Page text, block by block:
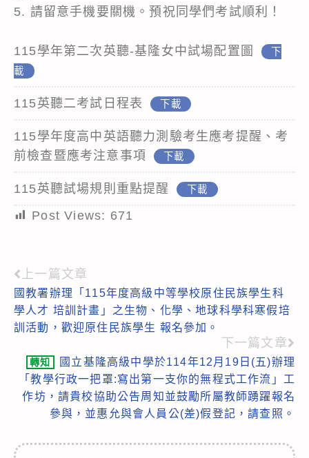
5. 請留意手機要關機。預祝同學們考試順利！
115學年第二次英聽-基隆女中試場配置圖
下
載
115英聽二考試日程表 下載
115學年度高中英語聽力測驗考生應考提醒、考
前檢查暨應考注意事項
下載
115英聽試場規則重點提醒 下載
Post Views: 671
Read
more
articles
上一篇文章
國教署辦理「115年度高級中等學校原住民族學生科
學人才 培訓計畫」之生物、化學、地球科學科寒假培
訓活動，歡迎原住民族學生 報名參加。
下一篇文章
轉知
國立基隆高級中學於114年12月19日(五)辦理
「教學行政一把罩:寫出第一支你的無程式工作流」工
作坊，請貴校協助公告周知並鼓勵所屬教師踴躍報名
參與，並惠允與會人員公(差)假登記，請查照。